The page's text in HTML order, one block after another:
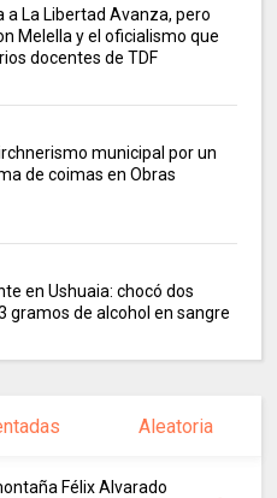
a La Libertad Avanza, pero
Melella y el oficialismo que
docentes de TDF
municipal por un
de coimas en Obras
en Ushuaia: chocó dos
gramos de alcohol en sangre
Aleatoria
Félix Alvarado